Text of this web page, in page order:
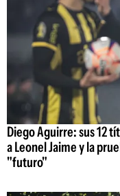
Diego Aguirre: sus 12
a Leonel Jaime y la
"futuro"